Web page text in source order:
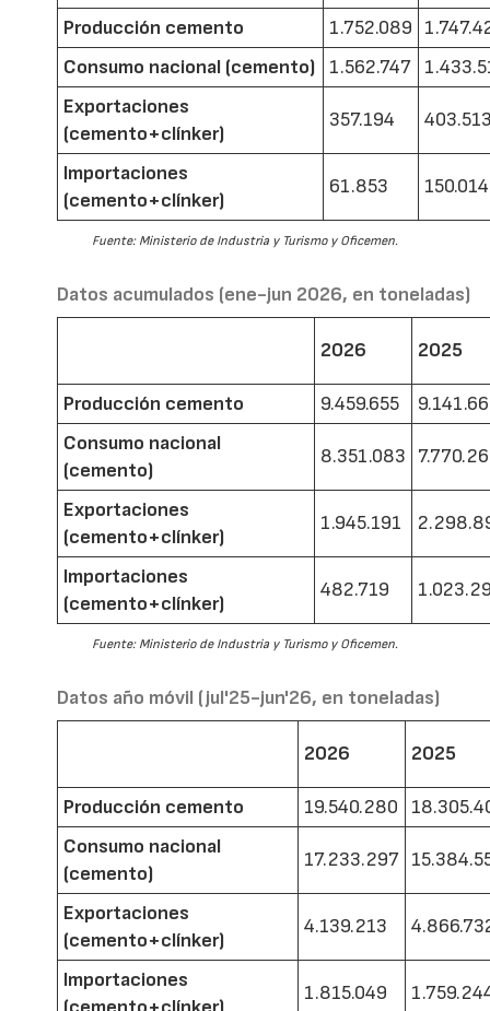
Producción cemento 1.752.089
Consumo nacional (cemento)
1.562.747
Exportaciones
(cemento+clínker)
357.194
Importaciones
(cemento+clínker)
61.853 150.014
Fuente: Ministerio de Industria y Turismo y Oficemen.
Datos acumulados (ene-jun 2026, en toneladas)
2026 2025
Producción cemento 9.459.655
Consumo nacional
(cemento)
8.351.083
Exportaciones
(cemento+clínker)
1.945.191
Importaciones
(cemento+clínker)
482.719
Fuente: Ministerio de Industria y Turismo y Oficemen.
Datos año móvil (jul'25-jun'26, en toneladas)
2026 2025
Producción cemento 19.540.280
Consumo nacional
(cemento)
17.233.297
Exportaciones
(cemento+clínker)
4.139.213
Importaciones
1.815.049